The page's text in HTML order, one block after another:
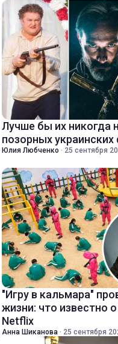
Лучше бы их никогда
позорных
Юлия Любченко · 25 сентября
"Игру в кальмара"
жизни: что известно
Netflix
Анна Шиканова · 25 сентября